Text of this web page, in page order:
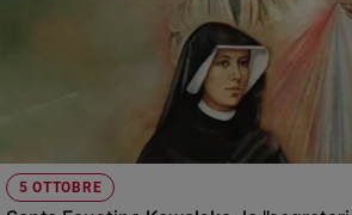
Papa
Papa
5 OTTOBRE